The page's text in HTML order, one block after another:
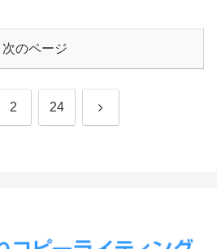
次のページ
2 24 次